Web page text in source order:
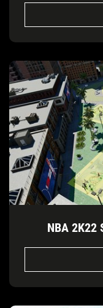
NBA 2K22